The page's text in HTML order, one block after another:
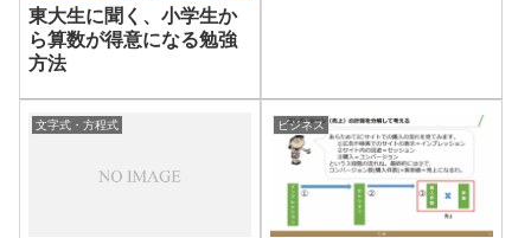
東大生に聞く、小学生か
ら算数が得意になる勉強
方法
文字式・方程式 ビジネス